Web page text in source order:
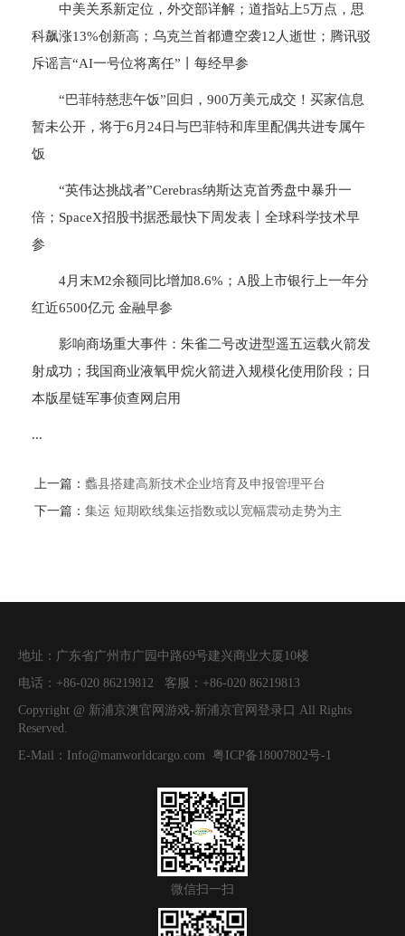
中美关系新定位，外交部详解；道指站上5万点，思
科飙涨13%创新高；乌克兰首都遭空袭12人逝世；腾讯驳
斥谣言“AI一号位将离任”丨每经早参
“巴菲特慈悲午饭”回归，900万美元成交！买家信息
暂未公开，将于6月24日与巴菲特和库里配偶共进专属午
饭
“英伟达挑战者”Cerebras纳斯达克首秀盘中暴升一
倍；SpaceX招股书据悉最快下周发表丨全球科学技术早
参
4月末M2余额同比增加8.6%；A股上市银行上一年分
红近6500亿元 金融早参
影响商场重大事件：朱雀二号改进型遥五运载火箭发
射成功；我国商业液氧甲烷火箭进入规模化使用阶段；日
本版星链军事侦查网启用
...
上一篇：蠡县搭建高新技术企业培育及申报管理平台
下一篇：集运 短期欧线集运指数或以宽幅震动走势为主
地址： 广东省广州市广园中路69号建兴商业大厦10楼
电话： +86-020 86219812 客服： +86-020 86219813
Copyright @ 新浦京澳官网游戏-新浦京官网登录口 All Rights
Reserved.
E-Mail： Info@manworldcargo.com 粤ICP备18007802号-1
微信扫一扫